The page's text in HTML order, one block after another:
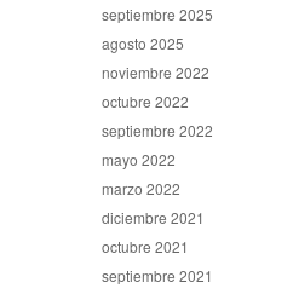
septiembre 2025
agosto 2025
noviembre 2022
octubre 2022
septiembre 2022
mayo 2022
marzo 2022
diciembre 2021
octubre 2021
septiembre 2021